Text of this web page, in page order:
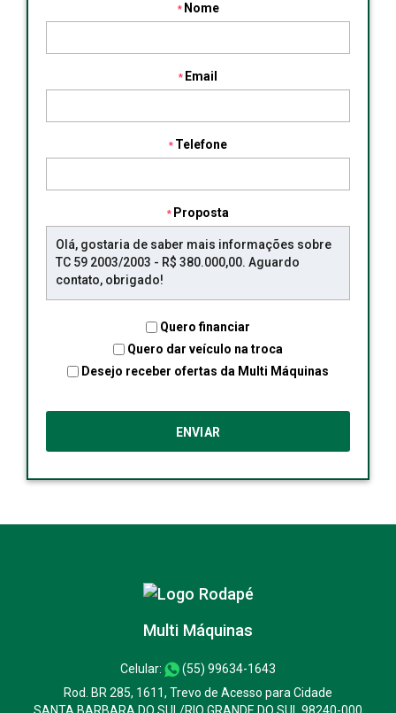
Nome
Email
Telefone
Proposta
Quero financiar
Quero dar veículo na troca
Desejo receber ofertas da Multi Máquinas
Multi Máquinas
Celular:
(55) 99634-1643
Rod. BR 285, 1611, Trevo de Acesso para Cidade